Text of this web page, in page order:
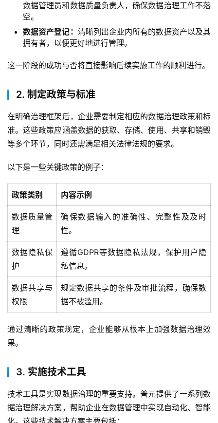
数据管理员和数据质量负责人，确保数据治理工作不落
空。
数据资产登记： 清晰列出企业内所有的数据资产以及其
拥有者，以便更好地进行管理。
这一阶段的成功与否将直接影响后续实施工作的顺利进行。
2. 制定政策与标准
在明确治理框架后，企业需要制定相应的数据治理政策和标
准。这些政策应涵盖数据的获取、存储、使用、共享和销毁
等多个环节，同时还需满足相关法律法规的要求。
以下是一些关键政策的例子：
政策类别 内容示例
数据质量管
理
确保数据输入的准确性、完整性及及时
性。
数据隐私保
护
遵循GDPR等数据隐私法规，保护用户隐
私信息。
数据共享与
权限
规定数据共享的条件及审批流程，确保数
据不被滥用。
通过清晰的政策规定，企业能够从根本上加强数据治理效
果。
3. 实施技术工具
技术工具是实现数据治理的重要支持。普元提供了一系列数
据治理解决方案，帮助企业在数据管理中实现自动化、智能